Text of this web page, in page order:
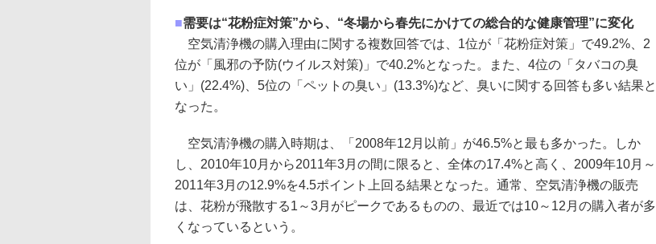
■需要は“花粉症対策”から、“冬場から春先にかけての総合的な健康管理”に変化
空気清浄機の購入理由に関する複数回答では、1位が「花粉症対策」で49.2%、2
位が「風邪の予防(ウイルス対策)」で40.2%となった。また、4位の「タバコの臭
い」(22.4%)、5位の「ペットの臭い」(13.3%)など、臭いに関する回答も多い結果と
なった。
空気清浄機の購入時期は、「2008年12月以前」が46.5%と最も多かった。しか
し、2010年10月から2011年3月の間に限ると、全体の17.4%と高く、2009年10月～
2011年3月の12.9%を4.5ポイント上回る結果となった。通常、空気清浄機の販売
は、花粉が飛散する1～3月がピークであるものの、最近では10～12月の購入者が多
くなっているという。